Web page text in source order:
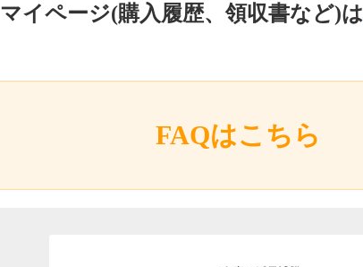
マイページ(購入履歴、領収書など)は
FAQはこちら